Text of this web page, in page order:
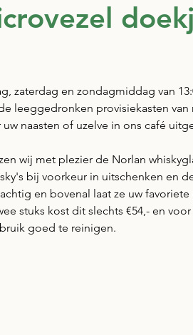
uit 5 sterren.
zaterdag en zondagmiddag van
leeggedronken provisiekasten
naasten of uzelve in ons café
wij met plezier de Norlan
bij voorkeur in uitschenken en
en bovenal laat ze uw
stuks kost dit slechts €54,- en
goed te reinigen.